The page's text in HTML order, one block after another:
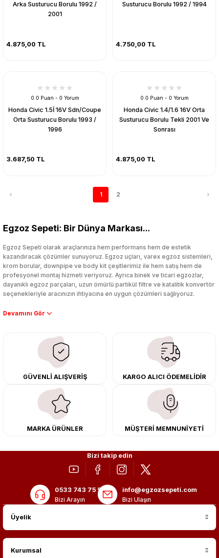
Arka Susturucu Borulu 1992 /
2001
4.875,00 TL
Susturucu Borulu 1992 / 1994
4.750,00 TL
0.0 Puan - 0 Yorum
Honda Civic 1.5İ 16V Sdn/Coupe
Orta Susturucu Borulu 1993 /
1996
3.687,50 TL
0.0 Puan - 0 Yorum
Honda Civic 1.4/1.6 16V Orta
Susturucu Borulu Tekli 2001 Ve
Sonrası
4.875,00 TL
1 2
Egzoz Sepeti: Bir Dünya Markası...
Egzoz Sepeti olarak araçlarınıza hem performans hem de estetik
kazandıracak çözümler sunuyoruz. Egzoz uçları, varex egzoz sistemleri,
krom borular, downpipe ve body kit çeşitlerimiz ile hem satış hem de
profesyonel montaj hizmeti veriyoruz. Ayrıca binek ve ticari egzozlar,
dayanıklı egzoz parçaları, uzun ömürlü partikül filtre ve katalitik konvertör
seçenekleriyle aracınızın ihtiyacına en uygun çözümleri sağlıyoruz.
Performans artışı isteyen sürücüler için özel performans egzozları ve
çıkma orijinal ürünler ile yenileyebilir, body kit uygulamalarıyla aracınızın
tasarımını ve aerodinamisini üst seviyeye taşıyabilirsiniz.
Tüm ürünlerimiz orijinal, dayanıklı ve uzun ömürlüdür. İstanbul’daki montaj
merkezimizde profesyonel montaj yapıyor, Türkiye’nin her yerine güvenli
kargo ile teslimat gerçekleştiriyoruz. Aracınıza değer katmak için doğru
adres: Egzoz Sepeti.
GÜVENLİ ALIŞVERİŞ KARGO ALICI ÖDEMELİDİR
MARKA ÜRÜNLER MÜŞTERİ MEMNUNİYETİ
Bizi takip edin
0533 743 75 56
Bizi Arayın
info@egzozsepeti.com
Bizi Ulaşın
Üyelik
Kurumsal